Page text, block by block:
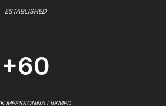
ESTABLISHED
+60
MEESKONNA LIIKMED